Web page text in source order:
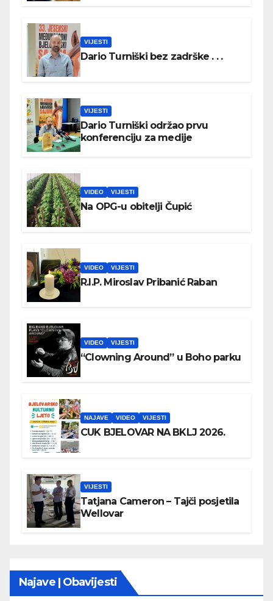
VIJESTI
Dario Turniški bez zadrške . . .
VIJESTI
Dario Turniški održao prvu
konferenciju za medije
VIDEO VIJESTI
Na OPG-u obitelji Čupić
VIDEO VIJESTI
R.I.P. Miroslav Pribanić Raban
VIDEO VIJESTI
“Clowning Around” u Boho parku
NAJAVE VIDEO VIJESTI
CUK BJELOVAR NA BKLJ 2026.
VIJESTI
Tatjana Cameron – Tajči posjetila
Wellovar
Najave | Obavijesti